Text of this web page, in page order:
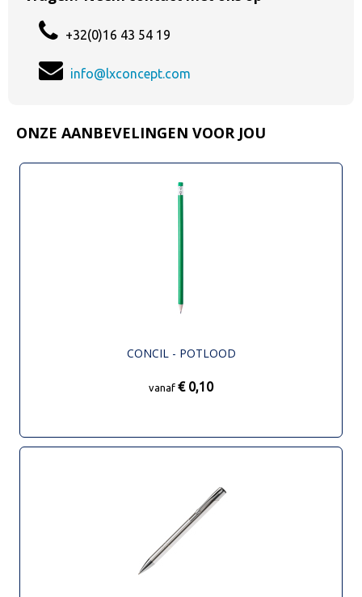
+32(0)16 43 54 19
info@lxconcept.com
ONZE AANBEVELINGEN VOOR JOU
CONCIL - POTLOOD
vanaf € 0,10